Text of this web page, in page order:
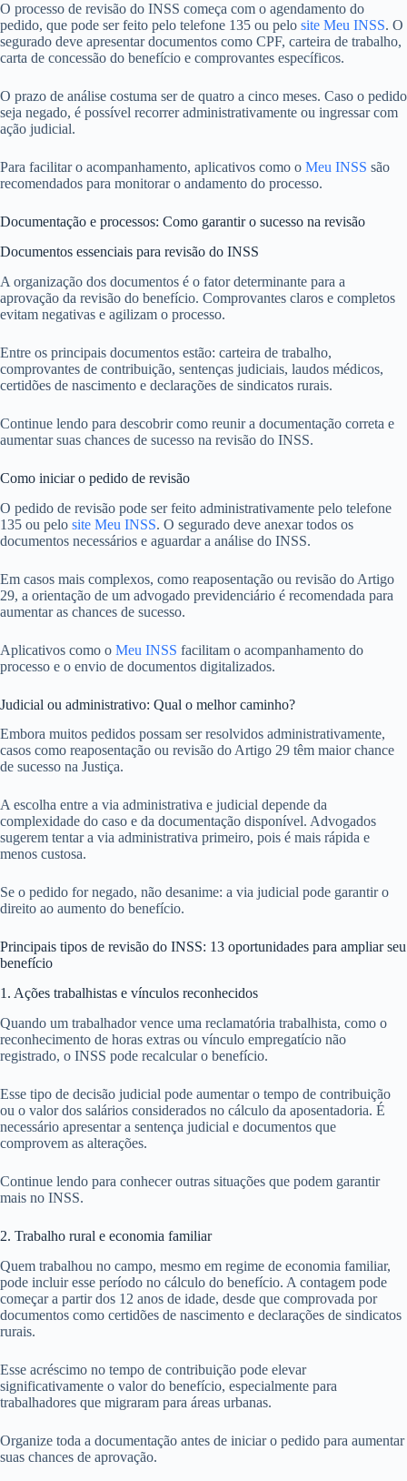
O processo de revisão do INSS começa com o agendamento do
pedido, que pode ser feito pelo telefone 135 ou pelo site Meu INSS. O
segurado deve apresentar documentos como CPF, carteira de trabalho,
carta de concessão do benefício e comprovantes específicos.
O prazo de análise costuma ser de quatro a cinco meses. Caso o pedido
seja negado, é possível recorrer administrativamente ou ingressar com
ação judicial.
Para facilitar o acompanhamento, aplicativos como o Meu INSS são
recomendados para monitorar o andamento do processo.
Documentação e processos: Como garantir o sucesso na revisão
Documentos essenciais para revisão do INSS
A organização dos documentos é o fator determinante para a
aprovação da revisão do benefício. Comprovantes claros e completos
evitam negativas e agilizam o processo.
Entre os principais documentos estão: carteira de trabalho,
comprovantes de contribuição, sentenças judiciais, laudos médicos,
certidões de nascimento e declarações de sindicatos rurais.
Continue lendo para descobrir como reunir a documentação correta e
aumentar suas chances de sucesso na revisão do INSS.
Como iniciar o pedido de revisão
O pedido de revisão pode ser feito administrativamente pelo telefone
135 ou pelo site Meu INSS. O segurado deve anexar todos os
documentos necessários e aguardar a análise do INSS.
Em casos mais complexos, como reaposentação ou revisão do Artigo
29, a orientação de um advogado previdenciário é recomendada para
aumentar as chances de sucesso.
Aplicativos como o Meu INSS facilitam o acompanhamento do
processo e o envio de documentos digitalizados.
Judicial ou administrativo: Qual o melhor caminho?
Embora muitos pedidos possam ser resolvidos administrativamente,
casos como reaposentação ou revisão do Artigo 29 têm maior chance
de sucesso na Justiça.
A escolha entre a via administrativa e judicial depende da
complexidade do caso e da documentação disponível. Advogados
sugerem tentar a via administrativa primeiro, pois é mais rápida e
menos custosa.
Se o pedido for negado, não desanime: a via judicial pode garantir o
direito ao aumento do benefício.
Principais tipos de revisão do INSS: 13 oportunidades para ampliar seu
benefício
1. Ações trabalhistas e vínculos reconhecidos
Quando um trabalhador vence uma reclamatória trabalhista, como o
reconhecimento de horas extras ou vínculo empregatício não
registrado, o INSS pode recalcular o benefício.
Esse tipo de decisão judicial pode aumentar o tempo de contribuição
ou o valor dos salários considerados no cálculo da aposentadoria. É
necessário apresentar a sentença judicial e documentos que
comprovem as alterações.
Continue lendo para conhecer outras situações que podem garantir
mais no INSS.
2. Trabalho rural e economia familiar
Quem trabalhou no campo, mesmo em regime de economia familiar,
pode incluir esse período no cálculo do benefício. A contagem pode
começar a partir dos 12 anos de idade, desde que comprovada por
documentos como certidões de nascimento e declarações de sindicatos
rurais.
Esse acréscimo no tempo de contribuição pode elevar
significativamente o valor do benefício, especialmente para
trabalhadores que migraram para áreas urbanas.
Organize toda a documentação antes de iniciar o pedido para aumentar
suas chances de aprovação.